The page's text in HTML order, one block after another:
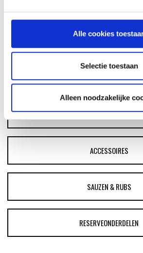
Alle cookies
Selectie toestaan
Alleen noodzakelijke
TOUCH UIT DE DUTCH
RECEPT
ASSORTIMENT
BARBECUE'S
ACCESSOIRES
SAUZEN & RUBS
RESERVEONDERDELEN